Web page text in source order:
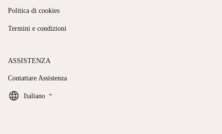
Politica di cookies
Termini e condizioni
ASSISTENZA
Contattare Assistenza
Italiano keyboard_arrow_down